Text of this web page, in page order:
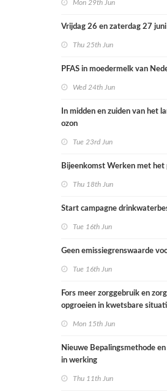
Mon 29th Jun
Vrijdag 26 en zaterdag 27
Thu 25th Jun
PFAS in moedermelk van
Wed 24th Jun
In midden en zuiden van het
ozon
Tue 23rd Jun
Bijeenkomst Werken met
Thu 18th Jun
Start campagne
Tue 16th Jun
Geen emissiegrenswaarde
Tue 16th Jun
Fors meer zorggebruik en
opgroeien in kwetsbare
Mon 15th Jun
Nieuwe Bepalingsmethode
in werking
Thu 11th Jun